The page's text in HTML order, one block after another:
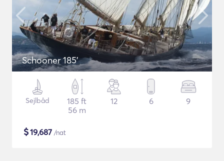
Schooner 185'
Sejlbåd
185 ft
56 m
12 6 9
$19,687 /nat